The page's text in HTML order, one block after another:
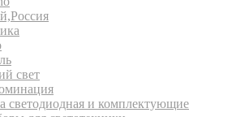
свет
светодиодная и комплектующие